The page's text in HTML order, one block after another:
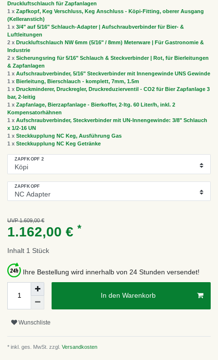
Druckluftschlauch für Zapfanlagen
1 x Zapfkopf, Keg Verschluss, Keg Anschluss - Köpi-Fitting, oberer Ausgang
(Kelleranstich)
1 x 3/4" auf 5/16" Schlauch-Adapter | Aufschraubverbinder für Bier- &
Luftleitungen
2 x Druckluftschlauch NW 6mm (5/16" / 8mm) Meterware | Für Gastronomie &
Industrie
2 x Sicherungsring für 5/16" Schlauch & Steckverbinder | Rot, für Bierleitungen
& Zapfanlagen
1 x Aufschraubverbinder, 5/16" Steckverbinder mit Innengewinde UNS Gewinde
1 x Bierleitung, Bierschlauch - komplett, 7mm, 1.5m
1 x Druckminderer, Druckregler, Druckreduzierventil - CO2 für Bier Zapfanlage 3
bar, 2-leitig
1 x Zapfanlage, Bierzapfanlage - Bierkoffer, 2-ltg. 60 Liter/h, inkl. 2
Kompensatorhähnen
1 x Aufschraubverbinder, Steckverbinder mit UN-Innengewinde: 3/8" Schlauch
x 1/2-16 UN
1 x Steckkupplung NC Keg, Ausführung Gas
1 x Steckkupplung NC Keg Getränke
ZAPFKOPF 2
ZAPFKOPF
UVP 1.609,00 €
1.162,00 € *
Inhalt 1 Stück
Ihre Bestellung wird innerhalb von 24 Stunden versendet!
In den Warenkorb
Wunschliste
* inkl. ges. MwSt. zzgl. Versandkosten